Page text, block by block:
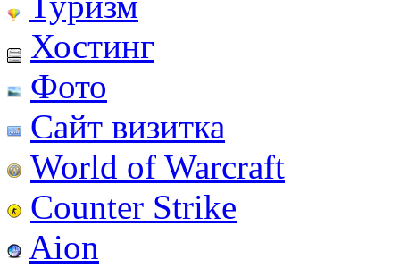
Хостинг
Фото
Сайт визитка
World of Warcraft
Counter Strike
Aion